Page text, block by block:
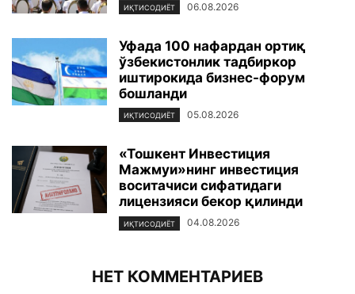
ИҚТИСОДИЁТ 06.08.2026
Уфада 100 нафардан ортиқ
ўзбекистонлик тадбиркор
иштирокида бизнес-форум
бошланди
ИҚТИСОДИЁТ 05.08.2026
«Тошкент Инвестиция
Мажмуи»нинг инвестиция
воситачиси сифатидаги
лицензияси бекор қилинди
ИҚТИСОДИЁТ 04.08.2026
НЕТ КОММЕНТАРИЕВ